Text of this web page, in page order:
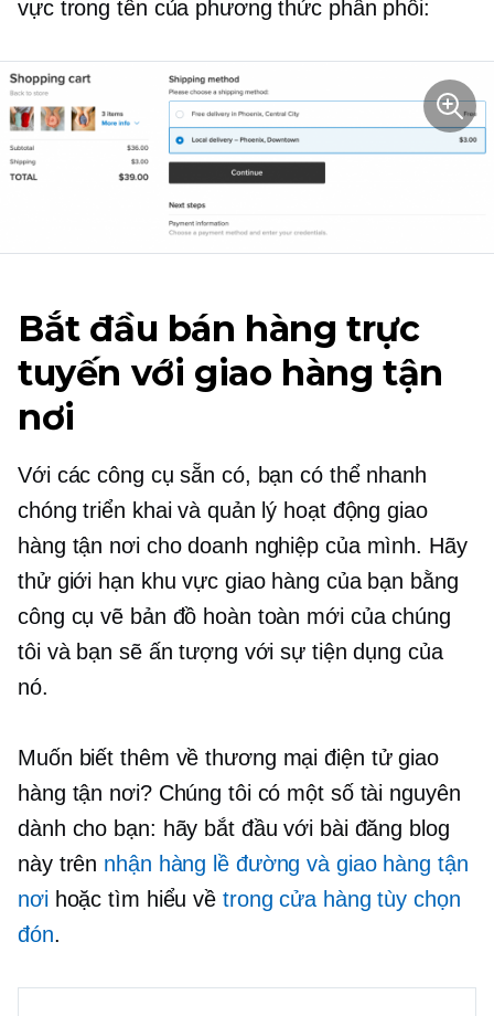
vực trong tên của phương thức phân phối:
Bắt đầu bán hàng trực
tuyến với giao hàng tận
nơi
Với các công cụ sẵn có, bạn có thể nhanh
chóng triển khai và quản lý hoạt động giao
hàng tận nơi cho doanh nghiệp của mình. Hãy
thử giới hạn khu vực giao hàng của bạn bằng
công cụ vẽ bản đồ hoàn toàn mới của chúng
tôi và bạn sẽ ấn tượng với sự tiện dụng của
nó.
Muốn biết thêm vềthương mại điện tửgiao
hàng tận nơi? Chúng tôi có một số tài nguyên
dành cho bạn: hãy bắt đầu với bài đăng blog
này trên nhận hàng lề đường và giao hàng tận
nơihoặc tìm hiểu về trong cửa hàng tùy chọn
đón.